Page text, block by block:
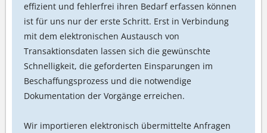
effizient und fehlerfrei ihren Bedarf erfassen können
ist für uns nur der erste Schritt. Erst in Verbindung
mit dem elektronischen Austausch von
Transaktionsdaten lassen sich die gewünschte
Schnelligkeit, die geforderten Einsparungen im
Beschaffungsprozess und die notwendige
Dokumentation der Vorgänge erreichen.
Wir importieren elektronisch übermittelte Anfragen